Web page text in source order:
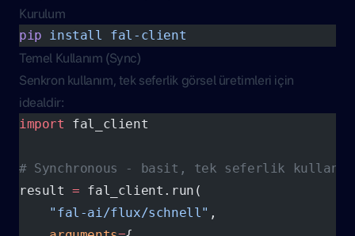
Kurulum
pip install fal-client
Temel Kullanım (Sync)
Senkron kullanım, tek seferlik görsel üretimleri için
idealdir:
import fal_client
# Synchronous - basit, tek seferlik kullanım
result = fal_client.run(
    "fal-ai/flux/schnell"
,